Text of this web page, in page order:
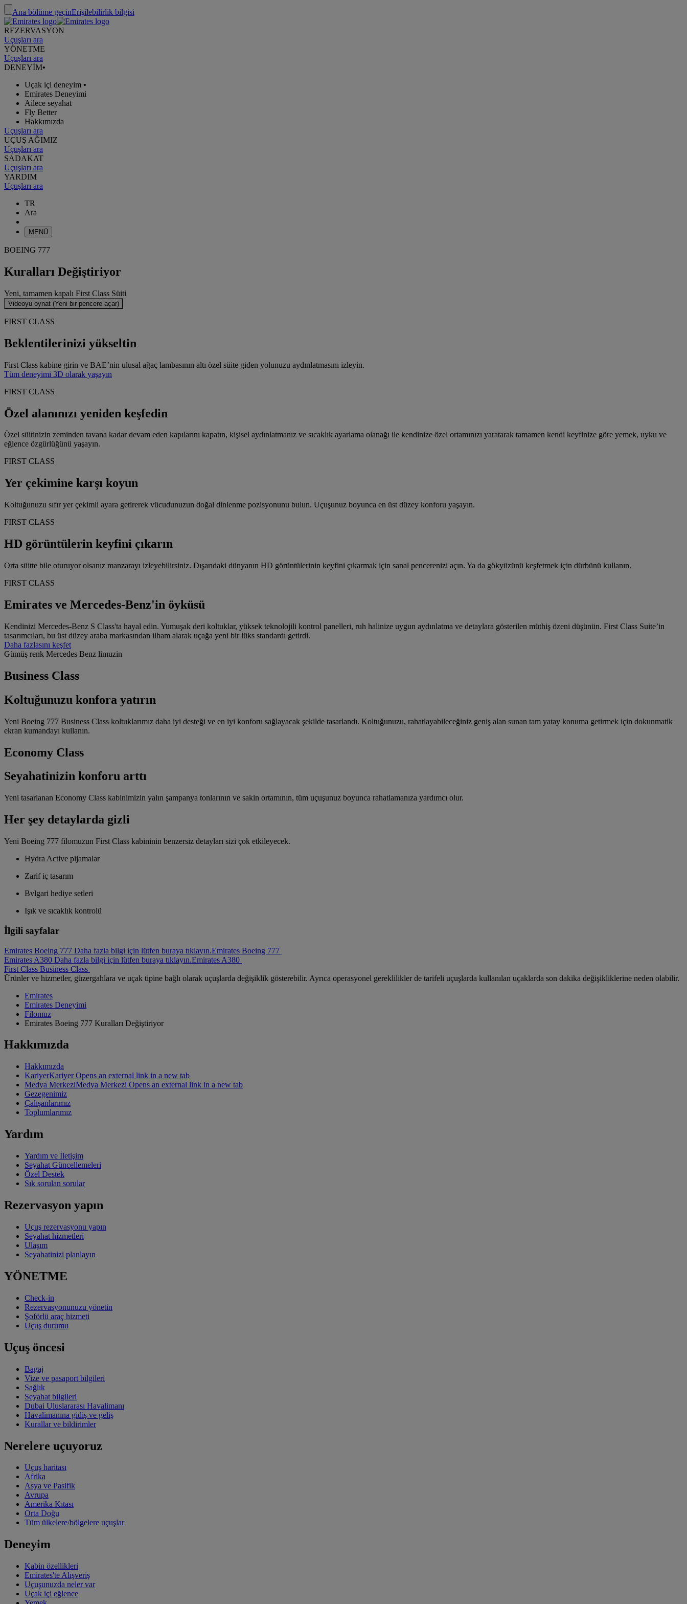
Ana bölüme geçinErişilebilirlik bilgisi
REZERVASYON
Uçuşları ara
YÖNETME
Uçuşları ara
DENEYİM•
Uçak içi deneyim •
Emirates Deneyimi
Ailece seyahat
Fly Better
Hakkımızda
Uçuşları ara
UÇUŞ AĞIMIZ
Uçuşları ara
SADAKAT
Uçuşları ara
YARDIM
Uçuşları ara
TR
Ara
MENÜ
BOEING 777
Kuralları Değiştiriyor
Yeni, tamamen kapalı First Class Süiti
Videoyu oynat (Yeni bir pencere açar)
FIRST CLASS
Beklentilerinizi yükseltin
First Class kabine girin ve BAE’nin ulusal ağaç lambasının altı özel süite giden yolunuzu aydınlatmasını izleyin.
Tüm deneyimi 3D olarak yaşayın
FIRST CLASS
Özel alanınızı yeniden keşfedin
Özel süitinizin zeminden tavana kadar devam eden kapılarını kapatın, kişisel aydınlatmanız ve sıcaklık ayarlama olanağı ile kendinize özel ortamınızı yaratarak tamamen kendi keyfinize göre yemek, uyku ve
eğlence özgürlüğünü yaşayın.
FIRST CLASS
Yer çekimine karşı koyun
Koltuğunuzu sıfır yer çekimli ayara getirerek vücudunuzun doğal dinlenme pozisyonunu bulun. Uçuşunuz boyunca en üst düzey konforu yaşayın.
FIRST CLASS
HD görüntülerin keyfini çıkarın
Orta süitte bile oturuyor olsanız manzarayı izleyebilirsiniz. Dışarıdaki dünyanın HD görüntülerinin keyfini çıkarmak için sanal pencerenizi açın. Ya da gökyüzünü keşfetmek için dürbünü kullanın.
FIRST CLASS
Emirates ve Mercedes-Benz'in öyküsü
Kendinizi Mercedes-Benz S Class'ta hayal edin. Yumuşak deri koltuklar, yüksek teknolojili kontrol panelleri, ruh halinize uygun aydınlatma ve detaylara gösterilen müthiş özeni düşünün. First Class Suite’in
tasarımcıları, bu üst düzey araba markasından ilham alarak uçağa yeni bir lüks standardı getirdi.
Daha fazlasını keşfet
Gümüş renk Mercedes Benz limuzin
Business Class
Koltuğunuzu konfora yatırın
Yeni Boeing 777 Business Class koltuklarımız daha iyi desteği ve en iyi konforu sağlayacak şekilde tasarlandı. Koltuğunuzu, rahatlayabileceğiniz geniş alan sunan tam yatay konuma getirmek için dokunmatik
ekran kumandayı kullanın.
Economy Class
Seyahatinizin konforu arttı
Yeni tasarlanan Economy Class kabinimizin yalın şampanya tonlarının ve sakin ortamının, tüm uçuşunuz boyunca rahatlamanıza yardımcı olur.
Her şey detaylarda gizli
Yeni Boeing 777 filomuzun First Class kabininin benzersiz detayları sizi çok etkileyecek.
Hydra Active pijamalar
Zarif iç tasarım
Bvlgari hediye setleri
Işık ve sıcaklık kontrolü
İlgili sayfalar
Emirates Boeing 777 Daha fazla bilgi için lütfen buraya tıklayın.Emirates Boeing 777
Emirates A380 Daha fazla bilgi için lütfen buraya tıklayın.Emirates A380
First Class Business Class
Ürünler ve hizmetler, güzergahlara ve uçak tipine bağlı olarak uçuşlarda değişiklik gösterebilir. Ayrıca operasyonel gereklilikler de tarifeli uçuşlarda kullanılan uçaklarda son dakika değişikliklerine neden olabilir.
Emirates
Emirates Deneyimi
Filomuz
Emirates Boeing 777 Kuralları Değiştiriyor
Hakkımızda
Hakkımızda
KariyerKariyer Opens an external link in a new tab
Medya MerkeziMedya Merkezi Opens an external link in a new tab
Gezegenimiz
Çalışanlarımız
Toplumlarımız
Yardım
Yardım ve İletişim
Seyahat Güncellemeleri
Özel Destek
Sık sorulan sorular
Rezervasyon yapın
Uçuş rezervasyonu yapın
Seyahat hizmetleri
Ulaşım
Seyahatinizi planlayın
YÖNETME
Check-in
Rezervasyonunuzu yönetin
Şoförlü araç hizmeti
Uçuş durumu
Uçuş öncesi
Bagaj
Vize ve pasaport bilgileri
Sağlık
Seyahat bilgileri
Dubai Uluslararası Havalimanı
Havalimanına gidiş ve geliş
Kurallar ve bildirimler
Nerelere uçuyoruz
Uçuş haritası
Afrika
Asya ve Pasifik
Avrupa
Amerika Kıtası
Orta Doğu
Tüm ülkelere/bölgelere uçuşlar
Deneyim
Kabin özellikleri
Emirates'te Alışveriş
Uçuşunuzda neler var
Uçak içi eğlence